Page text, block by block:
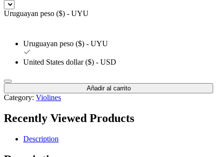
Uruguayan peso ($) - UYU
Uruguayan peso ($) - UYU
United States dollar ($) - USD
Añadir al carrito
Category: Violines
Recently Viewed Products
Description